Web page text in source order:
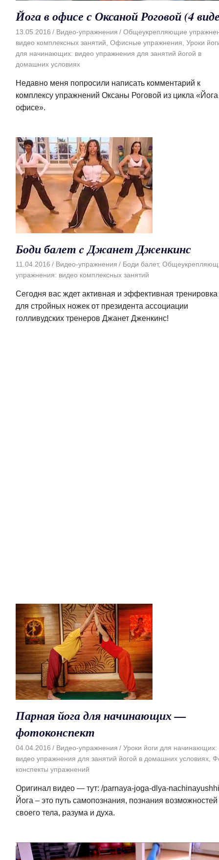
Йога в офисе с Оксаной Роговой (4
13.05.2016 Видео-упражнения
Общеукрепляющие
видео комплексных занятий Офисные упражнения Уроки
для начинающих: видео упражнения для занятий йогой в
домашних условиях
Недавно меня попросили написать комментарий к
комплексу упражнений Оксаны Роговой из цикла
офисе».
Боди балет c Джанет Дженкинс
11.04.2016 Видео-упражнения Боди балет,
упражнения: видео комплексных занятий
Сегодня вас ждет активная и эффективная тренировка
для стройных ножек от президента ассоциации
голливудских тренеров Джанет Дженкинс!
Парная йога для начинающих —
фотоконспект
04.04.2016 Видео-упражнения
Уроки йоги для начинающих:
видео упражнения для занятий йогой в домашних условиях
конспекты упражнений
Оригинал видео — тут: /parnaya-joga-dlya-
Йога – это путь самопознания, познания возможностей
своего тела, разума и духа.